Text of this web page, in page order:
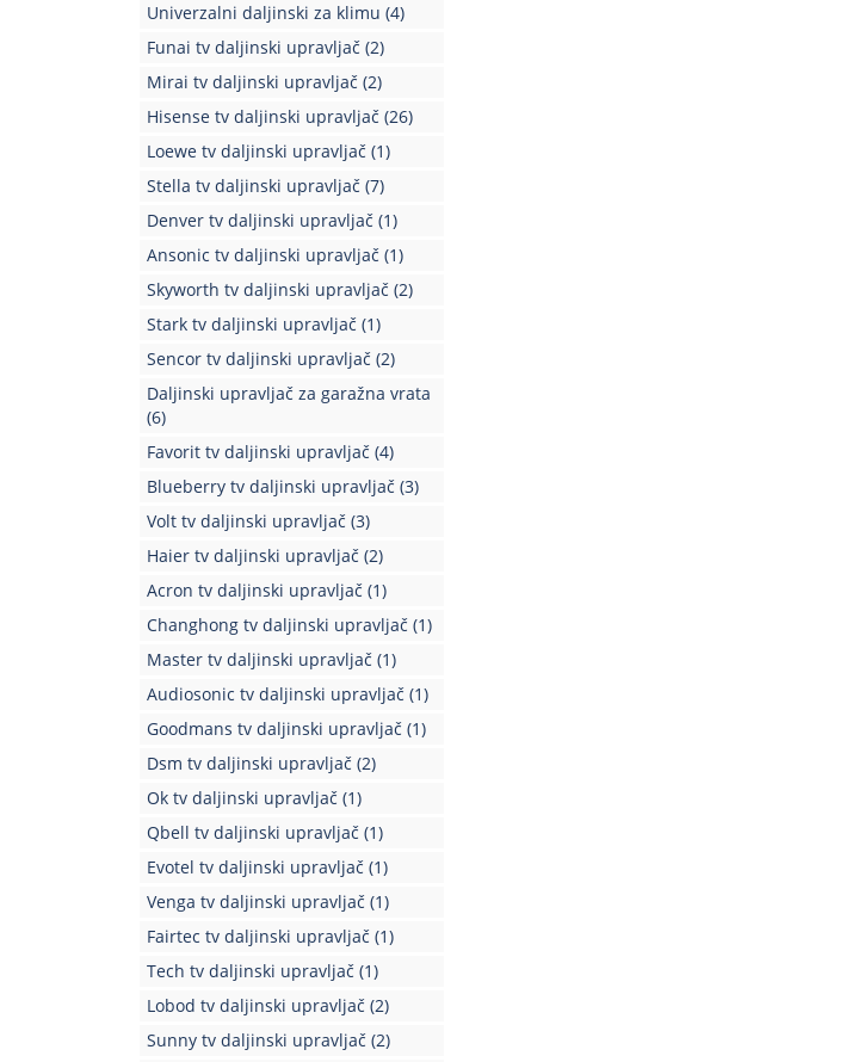
Univerzalni daljinski za klimu (4)
Funai tv daljinski upravljač (2)
Mirai tv daljinski upravljač (2)
Hisense tv daljinski upravljač (26)
Loewe tv daljinski upravljač (1)
Stella tv daljinski upravljač (7)
Denver tv daljinski upravljač (1)
Ansonic tv daljinski upravljač (1)
Skyworth tv daljinski upravljač (2)
Stark tv daljinski upravljač (1)
Sencor tv daljinski upravljač (2)
Daljinski upravljač za garažna vrata
(6)
Favorit tv daljinski upravljač (4)
Blueberry tv daljinski upravljač (3)
Volt tv daljinski upravljač (3)
Haier tv daljinski upravljač (2)
Acron tv daljinski upravljač (1)
Changhong tv daljinski upravljač (1)
Master tv daljinski upravljač (1)
Audiosonic tv daljinski upravljač (1)
Goodmans tv daljinski upravljač (1)
Dsm tv daljinski upravljač (2)
Ok tv daljinski upravljač (1)
Qbell tv daljinski upravljač (1)
Evotel tv daljinski upravljač (1)
Venga tv daljinski upravljač (1)
Fairtec tv daljinski upravljač (1)
Tech tv daljinski upravljač (1)
Lobod tv daljinski upravljač (2)
Sunny tv daljinski upravljač (2)